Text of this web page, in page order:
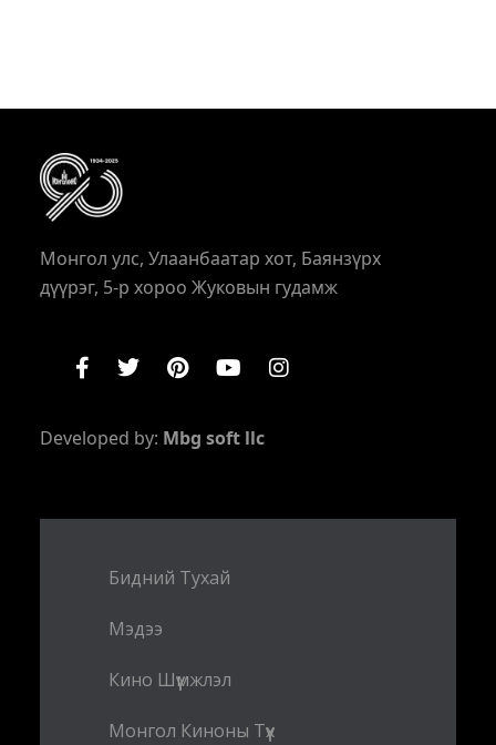
Монгол улс, Улаанбаатар хот, Баянзүрх
дүүрэг, 5-р хороо Жуковын гудамж
Developed by: Mbg soft llc
Бидний Тухай
Мэдээ
Кино Шүүмжлэл
Монгол Киноны Түүх